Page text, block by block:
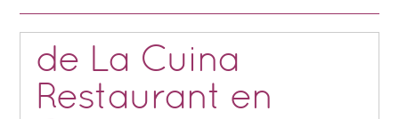
de La Cuina
Restaurant en